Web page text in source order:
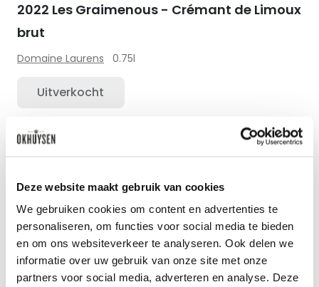
Deze website maakt gebruik van cookies
We gebruiken cookies om content en advertenties te
personaliseren, om functies voor social media te bieden
en om ons websiteverkeer te analyseren. Ook delen we
informatie over uw gebruik van onze site met onze
partners voor social media, adverteren en analyse. Deze
2022 Les Graimenous - Crémant de Limoux
brut
Domaine Laurens 0.75l
Uitverkocht